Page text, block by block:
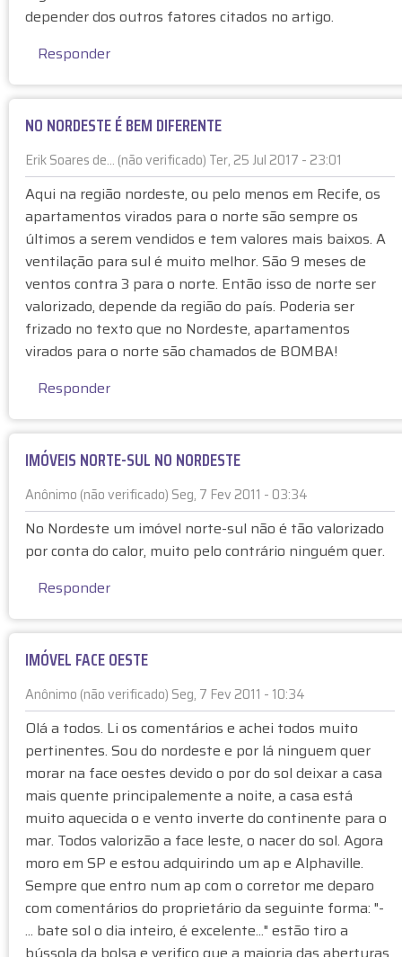
s
s
t
a
C
a
r
o
s
C
o
l
e
g
L
i
m
a
t
é
a
e
p
r
R
d
r
i
g
o
(
n
ã
v
depender dos outros fatores citados no artigo.
Responder
NO NORDESTE É BEM DIFERENTE
Erik Soares de… (não verificado) Ter, 25 Jul 2017 - 23:01
E
m
r
e
s
p
o
s
t
ã
o
n
e
c
e
s
r
i
a
e
n
t
e
p
o
r
d
t
a
b
c
Aqui na região nordeste, ou pelo menos em Recife, os
apartamentos virados para o norte são sempre os
últimos a serem vendidos e tem valores mais baixos. A
ventilação para sul é muito melhor. São 9 meses de
ventos contra 3 para o norte. Então isso de norte ser
valorizado, depende da região do país. Poderia ser
frizado no texto que no Nordeste, apartamentos
virados para o norte são chamados de BOMBA!
Responder
IMÓVEIS NORTE-SUL NO NORDESTE
Anônimo (não verificado) Seg, 7 Fev 2011 - 03:34
No Nordeste um imóvel norte-sul não é tão valorizado
por conta do calor, muito pelo contrário ninguém quer.
Responder
IMÓVEL FACE OESTE
Anônimo (não verificado) Seg, 7 Fev 2011 - 10:34
Olá a todos. Li os comentários e achei todos muito
pertinentes. Sou do nordeste e por lá ninguem quer
morar na face oestes devido o por do sol deixar a casa
mais quente principalemente a noite, a casa está
muito aquecida o e vento inverte do continente para o
mar. Todos valorizão a face leste, o nacer do sol. Agora
moro em SP e estou adquirindo um ap e Alphaville.
Sempre que entro num ap com o corretor me deparo
com comentários do proprietário da seguinte forma: "-
... bate sol o dia inteiro, é excelente..." estão tiro a